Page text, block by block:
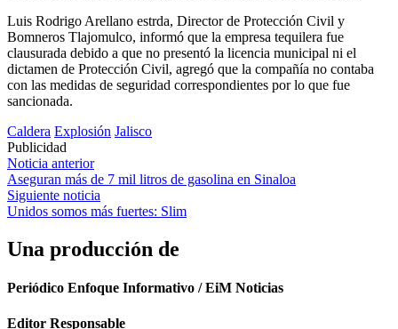
Luis Rodrigo Arellano estrda, Director de Protección Civil y
Bomneros Tlajomulco, informó que la empresa tequilera fue
clausurada debido a que no presentó la licencia municipal ni el
dictamen de Protección Civil, agregó que la compañía no contaba
con las medidas de seguridad correspondientes por lo que fue
sancionada.
Caldera Explosión Jalisco
Publicidad
Navegación
de
entradas
Noticia anterior
Aseguran más de 7 mil litros de gasolina en Sinaloa
Siguiente noticia
Unidos somos más fuertes: Slim
Una producción de
Periódico Enfoque Informativo / EiM Noticias
Editor Responsable